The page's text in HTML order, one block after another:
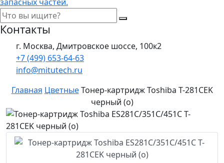
Контакты
г. Москва, Дмитровское шоссе, 100к2
+7 (499) 653-64-63
info@mitutech.ru
Главная Цветные Тонер-картридж Toshiba T-281CEK
черный (o)